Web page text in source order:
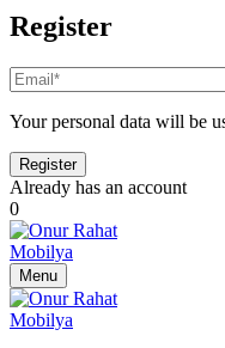
Register
Your personal data will be
Already has an account
0
Menu